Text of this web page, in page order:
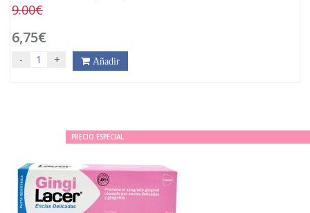
9.00€
6,75€
- + Añadir
PRECIO ESPECIAL